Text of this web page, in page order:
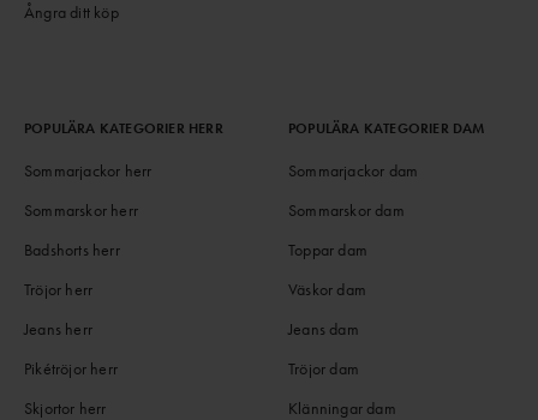
Ångra ditt köp
POPULÄRA KATEGORIER HERR
Sommarjackor herr
Sommarskor herr
Badshorts herr
Tröjor herr
Jeans herr
Pikétröjor herr
Skjortor herr
POPULÄRA KATEGORIER DAM
Sommarjackor dam
Sommarskor dam
Toppar dam
Väskor dam
Jeans dam
Tröjor dam
Klänningar dam